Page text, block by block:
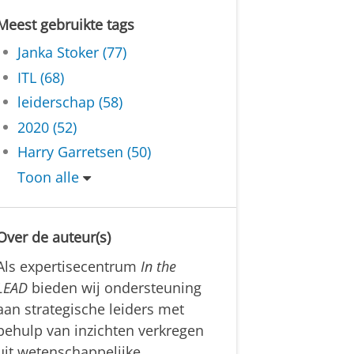
gebruikte tags
Janka Stoker (77)
ITL (68)
leiderschap (58)
2020 (52)
Harry Garretsen (50)
Toon alle
de auteur(s)
expertisecentrumIn the
bieden wij ondersteuning
strategische leiders met
van inzichten verkregen